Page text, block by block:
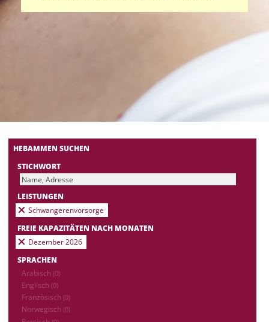
HEBAMMEN SUCHEN
STICHWORT
LEISTUNGEN
Schwangerenvorsorge
FREIE KAPAZITÄTEN NACH MONATEN
Dezember 2026
SPRACHEN
Arabisch (0)
Englisch (0)
Französisch (0)
Norwegisch (0)